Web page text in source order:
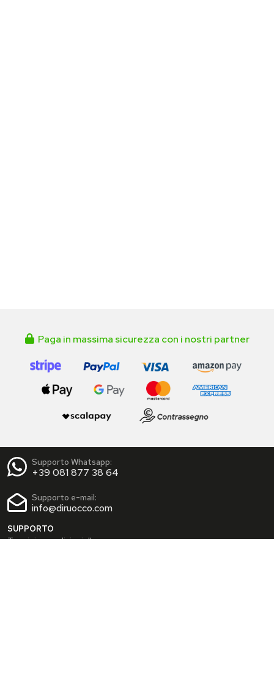
Paga in massima sicurezza con i nostri partner
Supporto Whatsapp:
+39 081 877 38 64
Supporto e-mail:
info@diruocco.com
SUPPORTO
Termini e condizioni d'uso